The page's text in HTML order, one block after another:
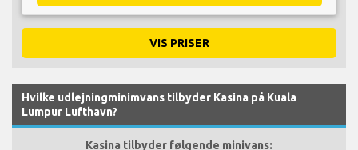
VIS PRISER
Hvilke udlejningminimvans tilbyder Kasina på Kuala
Lumpur Lufthavn?
Kasina tilbyder følgende minivans: